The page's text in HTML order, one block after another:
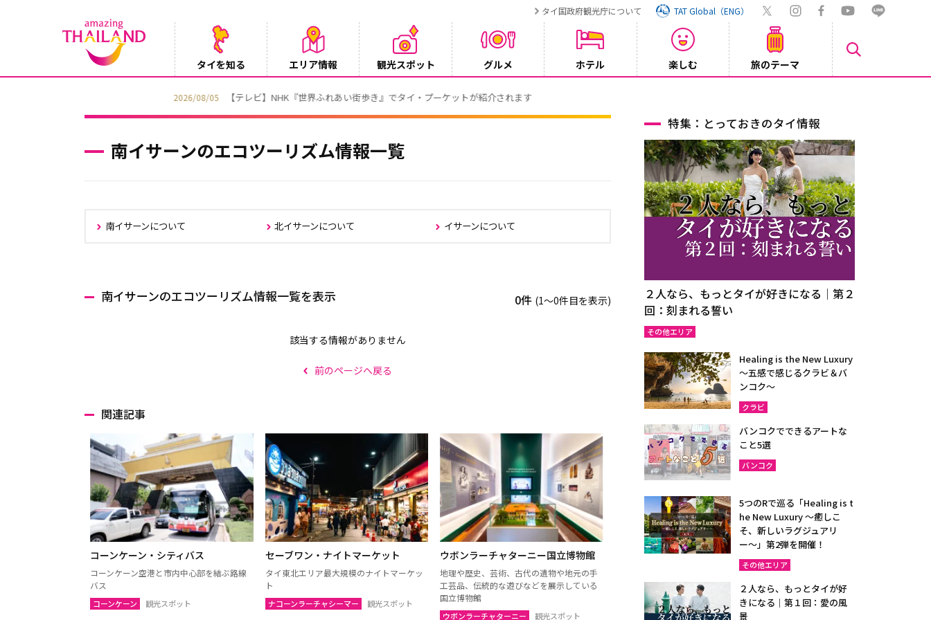
タイ国政府観光庁について TAT Global（ENG）
タイを知る エリア情報 観光スポット グルメ ホテル 楽しむ 旅のテーマ
【テレビ】NHK『世界ふれあい街歩き』でタイ・プーケットが紹介されます
南イサーンのエコツーリズム情報一覧
南イサーンについて 北イサーンについて イサーンについて
南イサーンのエコツーリズム情報一覧を表示 0件 (1〜0件目を表示)
該当する情報がありません
前のページへ戻る
関連記事
コーンケーン・シティバス
コーンケーン空港と市内中心部を結ぶ路線
バス
コーンケーン 観光スポット
セーブワン・ナイトマーケット
タイ東北エリア最大規模のナイトマーケッ
ト
ナコーンラーチャシーマー 観光スポット
ウボンラーチャターニー国立博物館
地理や歴史、芸術、古代の遺物や地元の手
工芸品、伝統的な遊びなどを展示している
国立博物館
ウボンラーチャターニー 観光スポット
特集：とっておきのタイ情報
２人なら、もっとタイが好きになる｜第２
回：刻まれる誓い
その他エリア
Healing is the New Luxury
～五感で感じるクラビ＆バ
ンコク～
クラビ
バンコクでできるアートな
こと5選
バンコク
5つのRで巡る「Healing is t
he New Luxury ～癒しこ
そ、新しいラグジュアリ
ー〜」第2弾を開催！
その他エリア
２人なら、もっとタイが好
きになる｜第１回：愛の風
景